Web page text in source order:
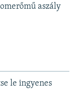
aszály
le ingyenes